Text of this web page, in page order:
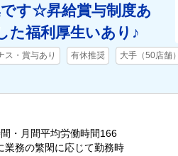
す☆昇給賞与制度あ
た福利厚生いあり♪
ス・賞与あり 有休推奨 大手（50店舗）
・月間平均労働時間166
務の繁閑に応じて勤務時